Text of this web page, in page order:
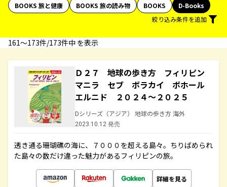
BOOKS 旅と健康
BOOKS 旅の読み物 BOOKS
D-Books
絞り込み条件を追加
161〜173件/173件中 を表示
Ｄ２７ 地球の歩き方 フィリピン
マニラ セブ ボラカイ ボホール
エルニド ２０２４～２０２５
Dシリーズ（アジア） 地球の歩き方 海外
2023.10.12 発売
透き通る珊瑚礁の海に、７０００を超える島々。ちりばめられ
た島々の数だけ違った魅力があるフィリピンの旅。
詳細を見る